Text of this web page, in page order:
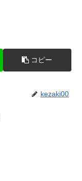
コピー
kezaki00